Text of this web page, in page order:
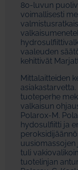
80-luvun
voimallisesti
vaaleuden
kehittivät
Mittalaitteiden
tuoteperhe
valkaisun
Polarox-M.
hydosulfiitti ja
uusiomassojen
tuli
tuotelinjan